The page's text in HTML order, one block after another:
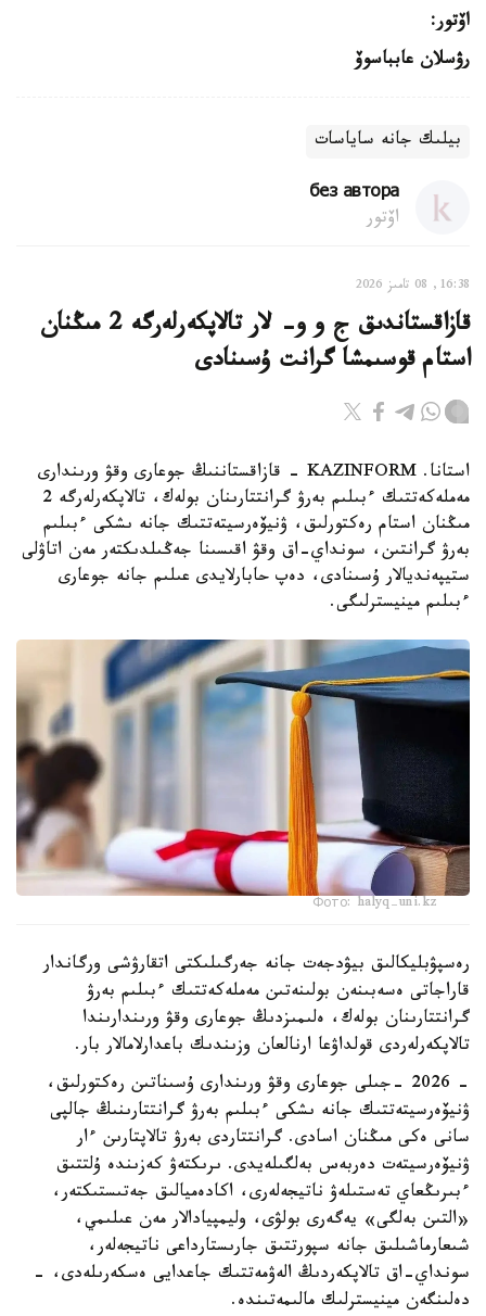
اۆتور:
رۋسلان عابباسوۆ
بيلىك جانە ساياسات
без автора
اۆتور
16:38, 08 تامىز 2026
قازاقستاندىق ج و و- لار تالاپكەرلەرگە 2 مىڭنان
استام قوسىمشا گرانت ۇسىنادى
استانا. KAZINFORM - قازاقستاننىڭ جوعارى وقۋ ورىندارى
مەملەكەتتىك ءبىلىم بەرۋ گرانتتارىنان بولەك، تالاپكەرلەرگە 2
مىڭنان استام رەكتورلىق، ۋنيۆەرسيتەتتىك جانە ىشكى ءبىلىم
بەرۋ گرانتىن، سونداي-اق وقۋ اقىسىنا جەڭىلدىكتەر مەن اتاۋلى
ستيپەنديالار ۇسىنادى، دەپ حابارلايدى عىلىم جانە جوعارى
ءبىلىم مينيسترلىگى.
Фото: halyq-uni.kz
رەسپۋبليكالىق بيۋدجەت جانە جەرگىلىكتى اتقارۋشى ورگاندار
قاراجاتى ەسەبىنەن بولىنەتىن مەملەكەتتىك ءبىلىم بەرۋ
گرانتتارىنان بولەك، ەلىمىزدىڭ جوعارى وقۋ ورىندارىندا
تالاپكەرلەردى قولداۋعا ارنالعان وزىندىك باعدارلامالار بار.
- 2026 -جىلى جوعارى وقۋ ورىندارى ۇسىناتىن رەكتورلىق،
ۋنيۆەرسيتەتتىك جانە ىشكى ءبىلىم بەرۋ گرانتتارىنىڭ جالپى
سانى ەكى مىڭنان اسادى. گرانتتاردى بەرۋ تالاپتارىن ءار
ۋنيۆەرسيتەت دەربەس بەلگىلەيدى. ىرىكتەۋ كەزىندە ۇلتتىق
ءبىرىڭعاي تەستىلەۋ ناتيجەلەرى، اكادەميالىق جەتىستىكتەر،
«التىن بەلگى» يەگەرى بولۋى، وليمپيادالار مەن عىلىمي،
شىعارماشىلىق جانە سپورتتىق جارىستارداعى ناتيجەلەر،
سونداي-اق تالاپكەردىڭ الەۋمەتتىك جاعدايى ەسكەرىلەدى، -
دەلىنگەن مينيسترلىك مالىمەتىندە.